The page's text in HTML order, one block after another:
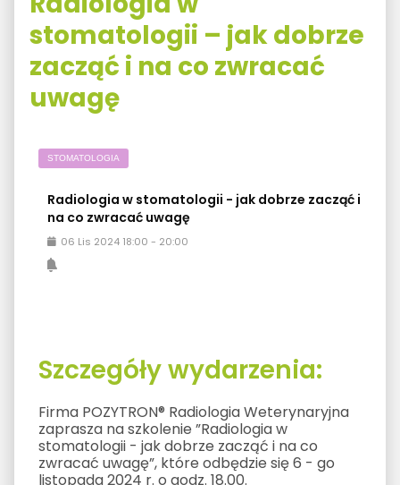
stomatologii – jak dobrze
zacząć i na co zwracać
uwagę
STOMATOLOGIA
Radiologia w stomatologii - jak dobrze zacząć i
na co zwracać uwagę
06 Lis 2024 18:00 - 20:00
Szczegóły wydarzenia:
Firma POZYTRON® Radiologia Weterynaryjna
zaprasza na szkolenie ”Radiologia w
stomatologii - jak dobrze zacząć i na co
zwracać uwagę”, które odbędzie się 6 - go
listopada 2024 r. o godz. 18.00.